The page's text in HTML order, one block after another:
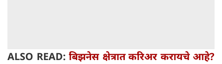
ALSO READ: बिझनेस क्षेत्रात करिअर करायचे आहे?